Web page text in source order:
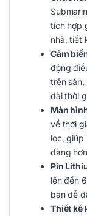
tích hợp
nhà, tiết
Cảm
động
trên sàn,
dài thời
Màn
về thời
lọc, giúp
dàng
Pin
lên đến
bạn dễ
Thiết kế